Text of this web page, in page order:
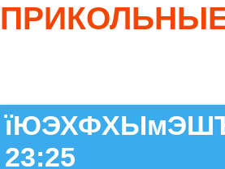
їЮЭХФХЫмЭШЪ,
23:25